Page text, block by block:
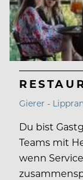
Gierer -
Du bist
Teams mit
wenn